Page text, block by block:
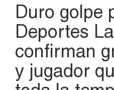
Duro golpe
Deportes
confirman
y jugador